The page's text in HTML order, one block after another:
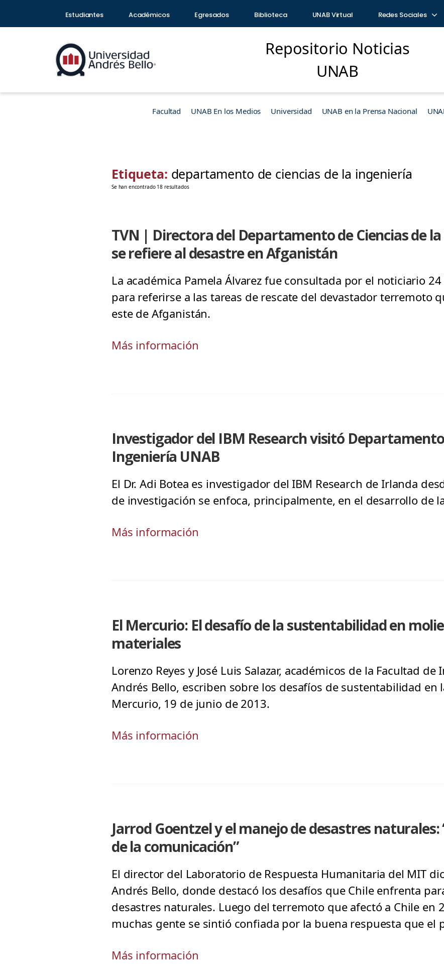
Estudiantes Académicos Egresados Biblioteca UNAB Virtual Redes Sociales
Repositorio Noticias
UNAB
Facultad UNAB En los Medios Universidad UNAB en la Prensa Nacional
Etiqueta: departamento de ciencias de la ingeniería
Se han encontrado 18 resultados
TVN | Directora del Departamento de Ciencias de
se refiere al desastre en Afganistán
La académica Pamela Álvarez fue consultada por el noticiario
para referirse a las tareas de rescate del devastador terremoto
este de Afganistán.
Más información
Investigador del IBM Research visitó Departamento
Ingeniería UNAB
El Dr. Adi Botea es investigador del IBM Research de Irlanda
de investigación se enfoca, principalmente, en el desarrollo de
Más información
El Mercurio: El desafío de la sustentabilidad en
materiales
Lorenzo Reyes y José Luis Salazar, académicos de la Facultad
Andrés Bello, escriben sobre los desafíos de sustentabilidad en
Mercurio, 19 de junio de 2013.
Más información
Jarrod Goentzel y el manejo de desastres naturales:
de la comunicación”
El director del Laboratorio de Respuesta Humanitaria del MIT
Andrés Bello, donde destacó los desafíos que Chile enfrenta
desastres naturales. Luego del terremoto que afectó a Chile en
muchas gente se sintió confiada por la buena respuesta que el
Más información